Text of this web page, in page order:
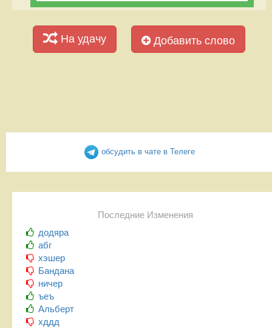
На удачу Добавить слово
обсудить в чате в Телеге
Последние Изменения
додяра
абг
хэшер
Бандана
ничер
ъеъ
Альберт
хддд